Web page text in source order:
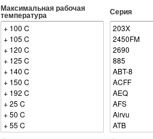
Максимальная рабочая
температура
Серия